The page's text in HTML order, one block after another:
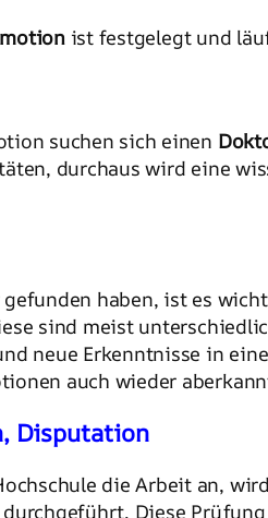
ist festgelegt und
suchen sich einen
durchaus wird eine
haben, ist es
sind meist
neue Erkenntnisse in
auch wieder
Disputation
die Arbeit an,
Diese